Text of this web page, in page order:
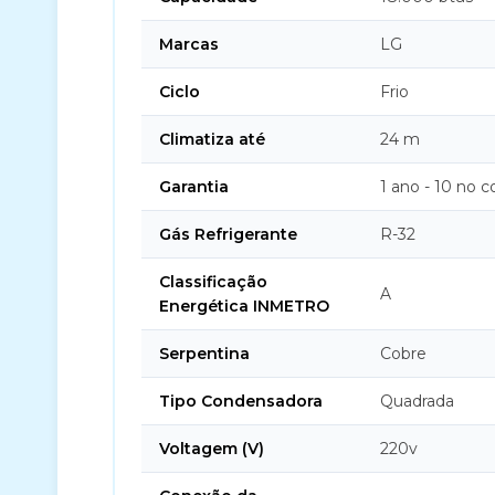
Marcas LG
Ciclo Frio
Climatiza até 24 m
Garantia 1 ano - 10 no
Gás Refrigerante R-32
Classificação
Energética INMETRO
A
Serpentina Cobre
Tipo Condensadora Quadrada
Voltagem (V) 220v